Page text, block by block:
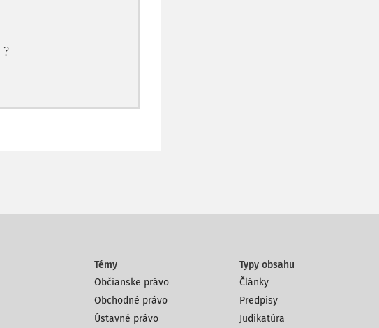
?
Témy
Občianske právo
Obchodné právo
Ústavné právo
Typy obsahu
Články
Predpisy
Judikatúra